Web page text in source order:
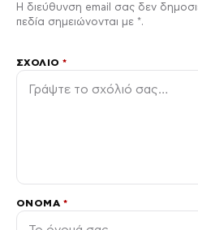
Η διεύθυνση email σας δεν
πεδία σημειώνονται με *.
ΣΧΌΛΙΟ*
ΌΝΟΜΑ *